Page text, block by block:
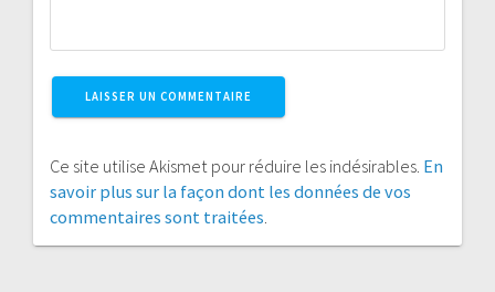
Ce site utilise Akismet pour réduire les indésirables. En
savoir plus sur la façon dont les données de vos
commentaires sont traitées